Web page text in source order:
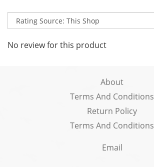
No review for this product
About
Terms And Conditions
Return Policy
Terms And Conditions
Email